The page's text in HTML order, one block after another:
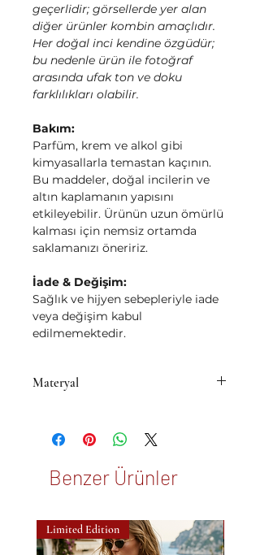
geçerlidir; görsellerde yer alan
diğer ürünler kombin amaçlıdır.
Her doğal inci kendine özgüdür;
bu nedenle ürün ile fotoğraf
arasında ufak ton ve doku
farklılıkları olabilir.
Bakım:
Parfüm, krem ve alkol gibi
kimyasallarla temastan kaçının.
Bu maddeler, doğal incilerin ve
altın kaplamanın yapısını
etkileyebilir. Ürünün uzun ömürlü
kalması için nemsiz ortamda
saklamanızı öneririz.
İade & Değişim:
Sağlık ve hijyen sebepleriyle iade
veya değişim kabul
edilmemektedir.
Materyal
kaplama
Benzer Ürünler
Limited Edition